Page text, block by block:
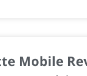
Mobile